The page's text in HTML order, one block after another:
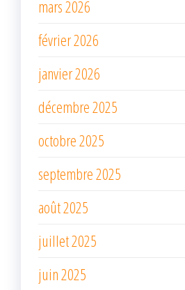
mars 2026
février 2026
janvier 2026
décembre 2025
octobre 2025
septembre 2025
août 2025
juillet 2025
juin 2025